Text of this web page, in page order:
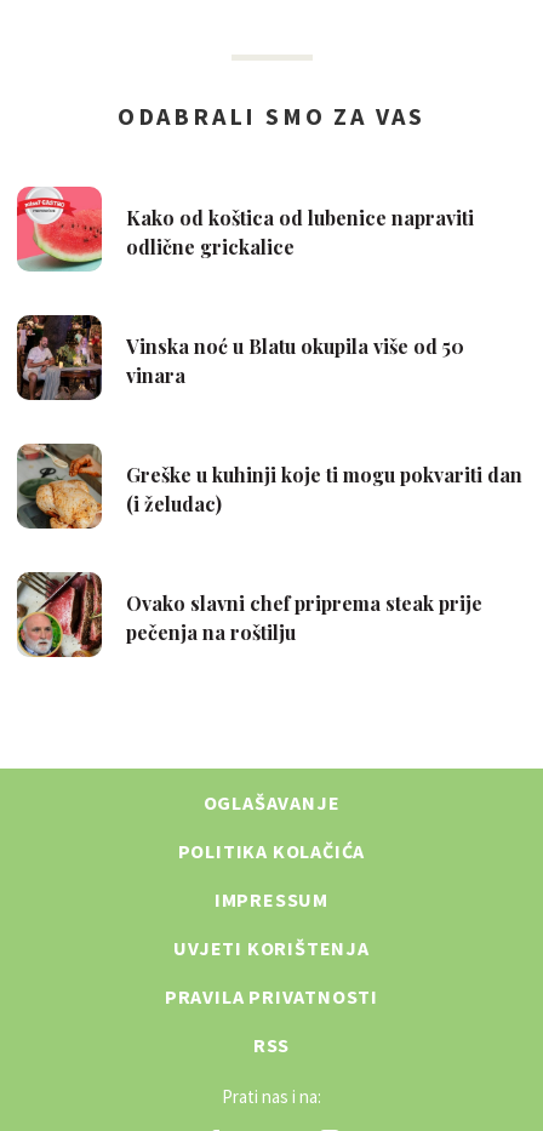
OGLAŠAVANJE
POLITIKA KOLAČIĆA
IMPRESSUM
UVJETI KORIŠTENJA
PRAVILA PRIVATNOSTI
RSS
Prati nas i na: